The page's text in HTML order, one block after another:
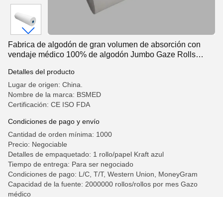
Fabrica de algodón de gran volumen de absorción con
vendaje médico 100% de algodón Jumbo Gaze Rolls
Detalles del producto
Lugar de origen: China.
Nombre de la marca: BSMED
Certificación: CE ISO FDA
Condiciones de pago y envío
Cantidad de orden mínima: 1000
Precio: Negociable
Detalles de empaquetado: 1 rollo/papel Kraft azul
Tiempo de entrega: Para ser negociado
Condiciones de pago: L/C, T/T, Western Union, MoneyGram
Capacidad de la fuente: 2000000 rollos/rollos por mes Gazo
médico